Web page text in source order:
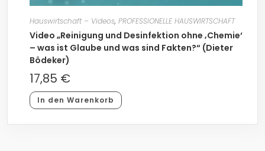
Hauswirtschaft – Videos, PROFESSIONELLE HAUSWIRTSCHAFT
Video „Reinigung und Desinfektion ohne ‚Chemie‘
– was ist Glaube und was sind Fakten?“ (Dieter
Bödeker)
17,85 €
In den Warenkorb